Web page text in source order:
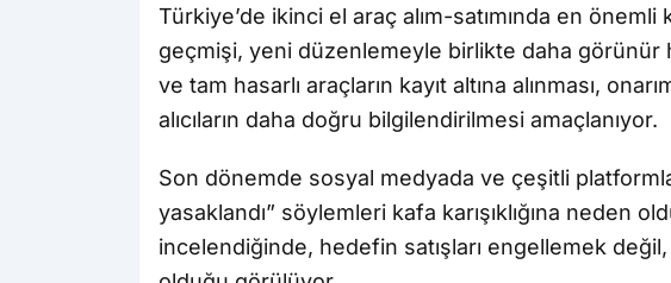
Türkiye’de ikinci el araç alım-satımında en
geçmişi, yeni düzenlemeyle birlikte daha görünür
ve tam hasarlı araçların kayıt altına alınması,
alıcıların daha doğru bilgilendirilmesi amaçlanıyor.
Son dönemde sosyal medyada ve çeşitli
yasaklandı” söylemleri kafa karışıklığına neden
incelendiğinde, hedefin satışları engellemek